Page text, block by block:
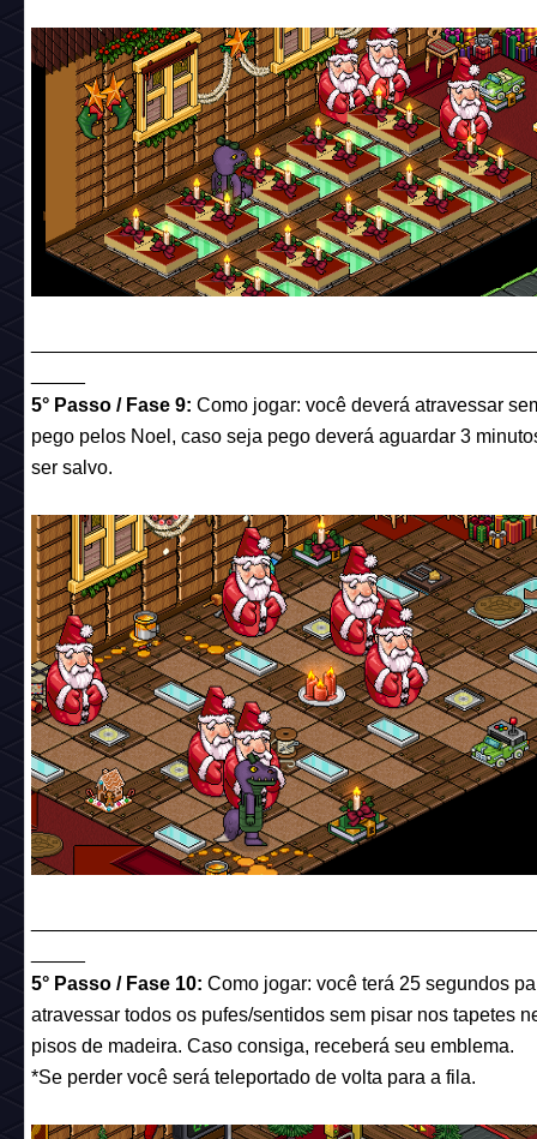
5° Passo / Fase 9: Como jogar: você deverá atravessar
pego pelos Noel, caso seja pego deverá aguardar 3
ser salvo.
5° Passo / Fase 10: Como jogar: você terá 25 segundos
atravessar todos os pufes/sentidos sem pisar nos tapetes
pisos de madeira. Caso consiga, receberá seu emblema.
*Se perder você será teleportado de volta para a fila.